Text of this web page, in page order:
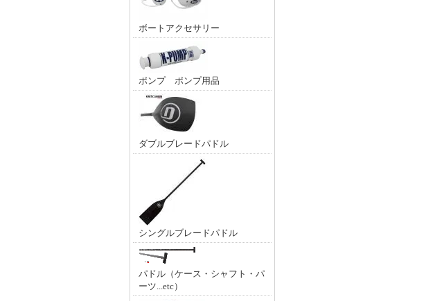
ボートアクセサリー
ポンプ ポンプ用品
ダブルブレードパドル
シングルブレードパドル
パドル（ケース・シャフト・パ
ーツ...etc）